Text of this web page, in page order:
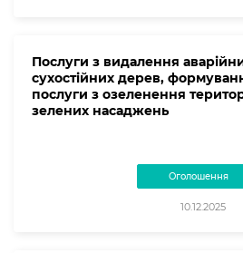
Послуги з видалення
сухостійних дерев,
послуги з озеленення
зелених насаджень
Оголошення
10.12.2025